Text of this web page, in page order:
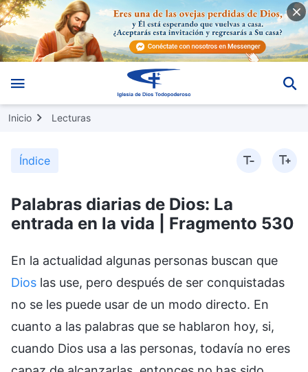
Inicio Lecturas
Índice
Palabras diarias de Dios: La
entrada en la vida | Fragmento 530
En la actualidad algunas personas buscan que
Dios las use, pero después de ser conquistadas
no se les puede usar de un modo directo. En
cuanto a las palabras que se hablaron hoy, si,
cuando Dios usa a las personas, todavía no eres